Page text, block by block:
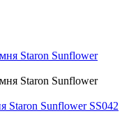
Staron Sunflower SS042